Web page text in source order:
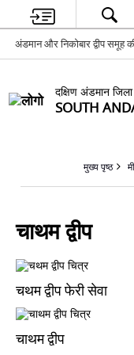
अंडमान और निकोबार द्वीप समूह
दक्षिण अंडमान जिला
SOUTH
मुख्य पृष्ठ
चाथम द्वीप
चथम द्वीप फेरी सेवा
चाथम द्वीप